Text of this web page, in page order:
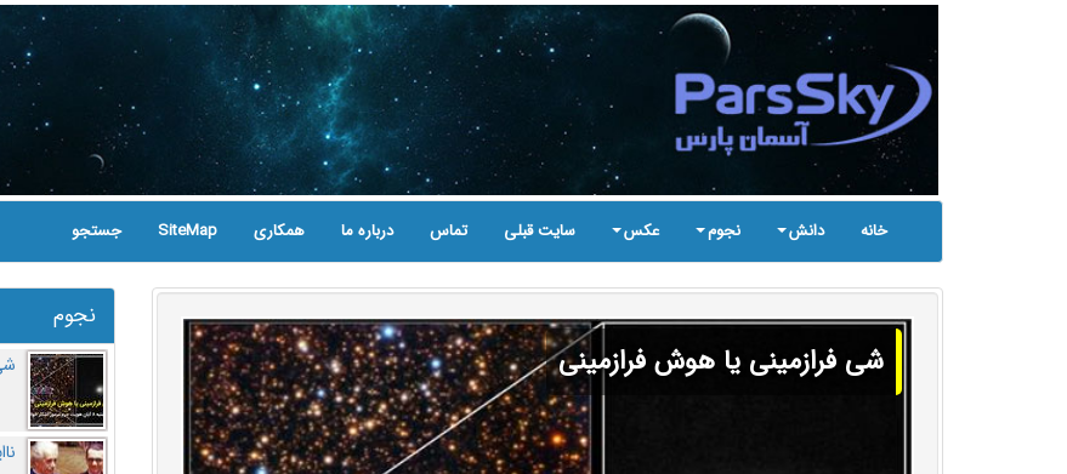
خانه دانش نجوم عکس سایت قبلی تماس درباره ما همکاری SiteMap جستجو
شی فرازمینی یا هوش فرازمینی
نجوم